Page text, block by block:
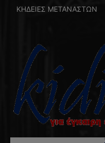
ΚΗΔΕΙΕΣ ΜΕΤΑΝΑΣΤΩΝ